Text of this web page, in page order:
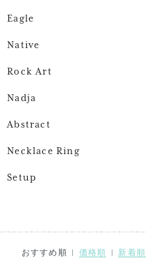
Eagle
Native
Rock Art
Nadja
Abstract
Necklace Ring
Setup
おすすめ順 | 価格順 | 新着順